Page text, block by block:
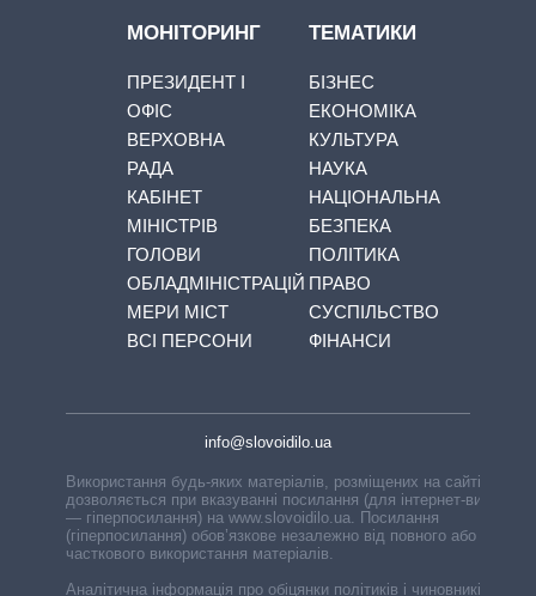
МОНІТОРИНГ
ПРЕЗИДЕНТ І
ОФІС
ВЕРХОВНА
РАДА
КАБІНЕТ
МІНІСТРІВ
ГОЛОВИ
ОБЛАДМІНІСТРАЦІЙ
МЕРИ МІСТ
ВСІ ПЕРСОНИ
ТЕМАТИКИ
БІЗНЕС
ЕКОНОМІКА
КУЛЬТУРА
НАУКА
НАЦІОНАЛЬНА
БЕЗПЕКА
ПОЛІТИКА
ПРАВО
СУСПІЛЬСТВО
ФІНАНСИ
info@slovoidilo.ua
Використання будь-яких матеріалів, розміщених на сайті,
дозволяється при вказуванні посилання (для інтернет-видань
— гіперпосилання) на www.slovoidilo.ua. Посилання
(гіперпосилання) обов’язкове незалежно від повного або
часткового використання матеріалів.
Аналітична інформація про обіцянки політиків і чиновників,